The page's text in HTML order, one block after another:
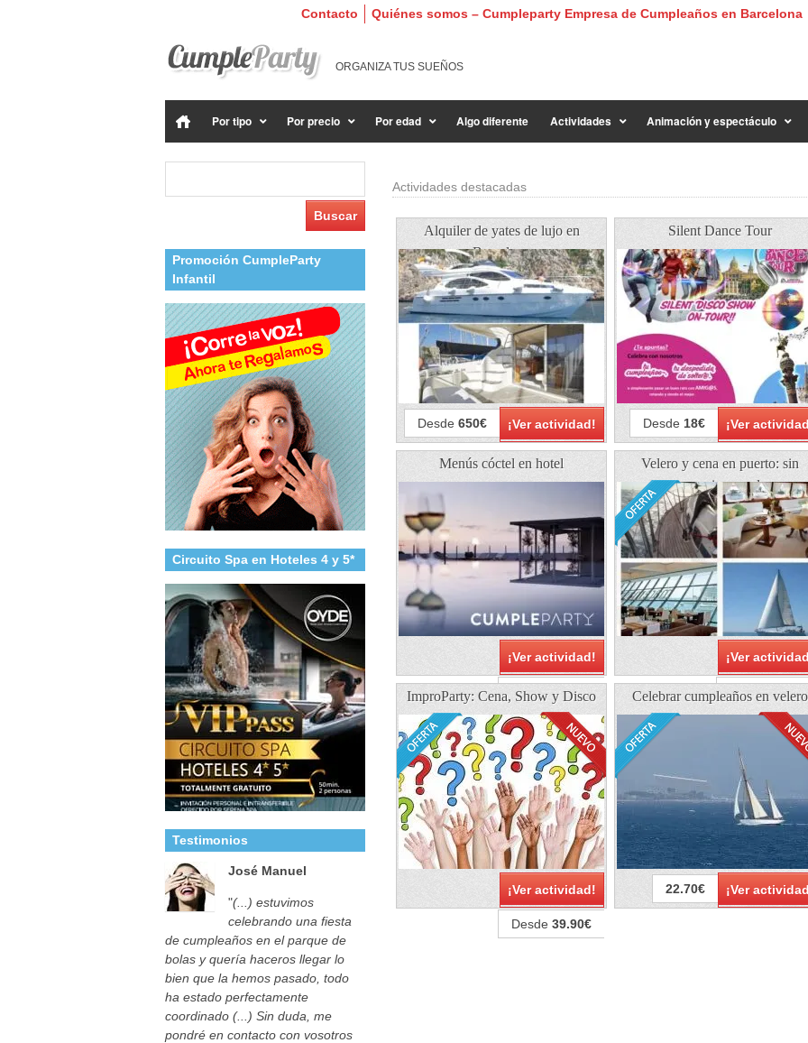
Quiénes somos – Cumpleparty Empresa de Cumpleaños en Barcelona
Contacto
ORGANIZA TUS SUEÑOS
Por tipo Por precio Por edad Algo diferente Actividades Animación y espectáculo
Promoción CumpleParty
Infantil
Circuito Spa en Hoteles 4 y 5*
Testimonios
José Manuel
"(...) estuvimos
celebrando una fiesta
de cumpleaños en el parque de
bolas y quería haceros llegar lo
bien que la hemos pasado, todo
ha estado perfectamente
coordinado (...) Sin duda, me
pondré en contacto con vosotros
Actividades destacadas
Alquiler de yates de lujo en
Barcelona
¡Ver actividad!
Desde 650€
Silent Dance Tour
¡Ver
Desde 18€
Menús cóctel en hotel
¡Ver actividad!
Desde 29.90€
Velero y cena en puerto: sin
renunciar a nada
¡Ver
Desde 42.00€
ImproParty: Cena, Show y Disco
¡Ver actividad!
Desde 39.90€
Celebrar cumpleaños en velero
¡Ver
22.70€